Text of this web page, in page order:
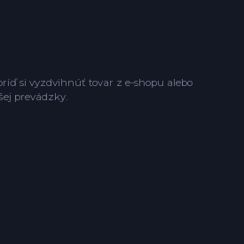
si vyzdvihnúť tovar z e-shopu alebo
prevádzky.